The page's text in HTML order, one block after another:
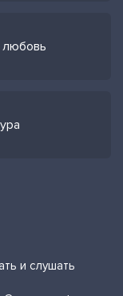
и слушать